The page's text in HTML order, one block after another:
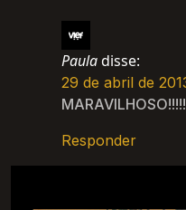
Pauladisse:
29 de abril de
MARAVILHOSO!!!!!
Responder